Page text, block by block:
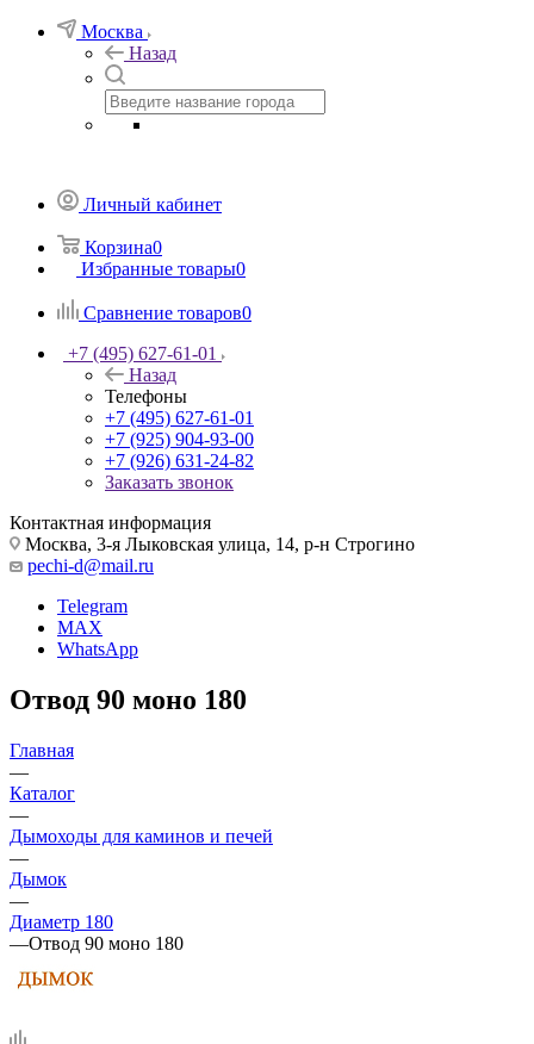
Москва
Назад
Личный кабинет
Корзина0
Избранные товары0
Сравнение товаров0
+7 (495) 627-61-01
Назад
Телефоны
+7 (495) 627-61-01
+7 (925) 904-93-00
+7 (926) 631-24-82
Заказать звонок
Контактная информация
Москва, 3-я Лыковская улица, 14, р-н Строгино
pechi-d@mail.ru
Telegram
MAX
WhatsApp
Отвод 90 моно 180
Главная
—
Каталог
—
Дымоходы для каминов и печей
—
Дымок
—
Диаметр 180
—Отвод 90 моно 180